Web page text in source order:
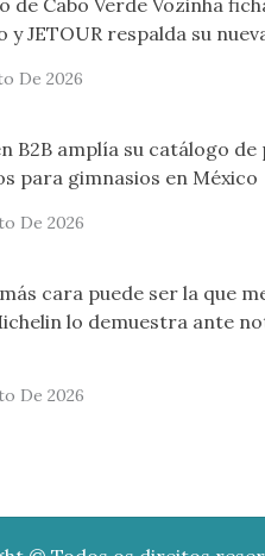
y JETOUR respalda su
De 2026
B2B amplía su catálogo de
para gimnasios en México
De 2026
cara puede ser la que
lo demuestra ante
De 2026